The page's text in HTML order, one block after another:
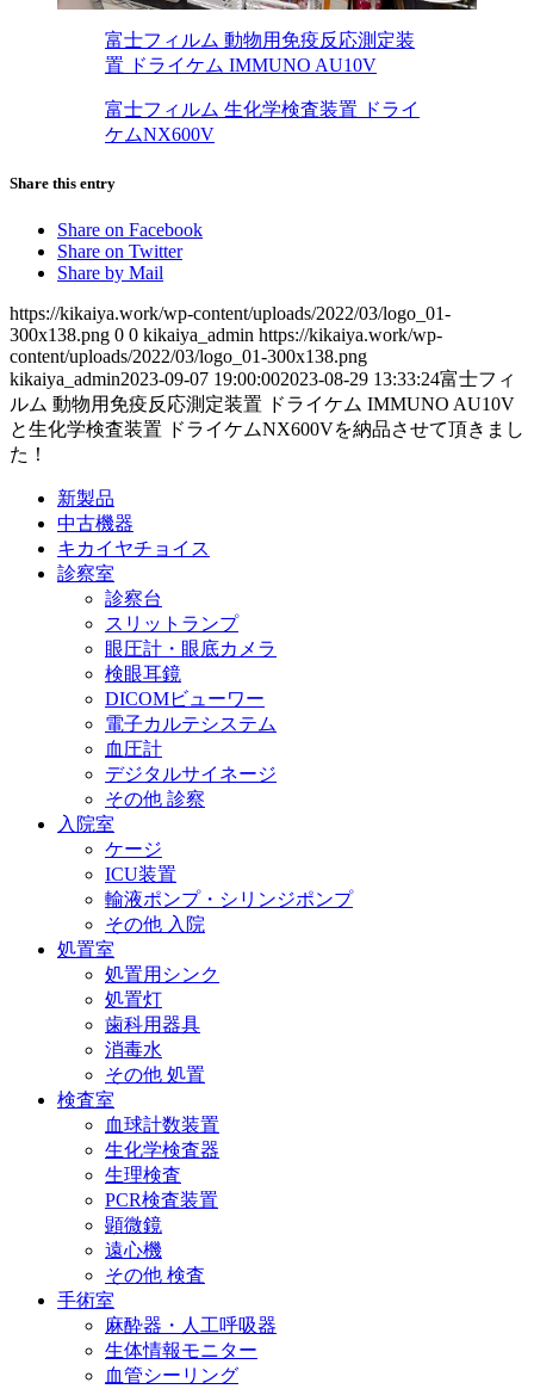
富士フィルム 動物用免疫反応測定装
置 ドライケム IMMUNO AU10V
富士フィルム 生化学検査装置 ドライ
ケムNX600V
Share this entry
Share on Facebook
Share on Twitter
Share by Mail
https://kikaiya.work/wp-content/uploads/2022/03/logo_01-
300x138.png 0 0 kikaiya_admin https://kikaiya.work/wp-
content/uploads/2022/03/logo_01-300x138.png
kikaiya_admin2023-09-07 19:00:002023-08-29 13:33:24富士フィ
ルム 動物用免疫反応測定装置 ドライケム IMMUNO AU10V
と生化学検査装置 ドライケムNX600Vを納品させて頂きまし
た！
新製品
中古機器
キカイヤチョイス
診察室
診察台
スリットランプ
眼圧計・眼底カメラ
検眼耳鏡
DICOMビューワー
電子カルテシステム
血圧計
デジタルサイネージ
その他 診察
入院室
ケージ
ICU装置
輸液ポンプ・シリンジポンプ
その他 入院
処置室
処置用シンク
処置灯
歯科用器具
消毒水
その他 処置
検査室
血球計数装置
生化学検査器
生理検査
PCR検査装置
顕微鏡
遠心機
その他 検査
手術室
麻酔器・人工呼吸器
生体情報モニター
血管シーリング